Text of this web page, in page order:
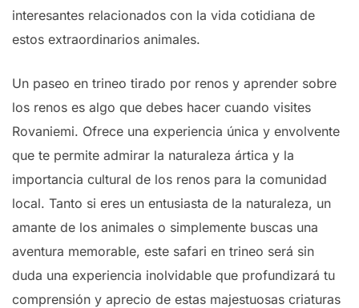
interesantes relacionados con la vida cotidiana de
estos extraordinarios animales.
Un paseo en trineo tirado por renos y aprender sobre
los renos es algo que debes hacer cuando visites
Rovaniemi. Ofrece una experiencia única y envolvente
que te permite admirar la naturaleza ártica y la
importancia cultural de los renos para la comunidad
local. Tanto si eres un entusiasta de la naturaleza, un
amante de los animales o simplemente buscas una
aventura memorable, este safari en trineo será sin
duda una experiencia inolvidable que profundizará tu
comprensión y aprecio de estas majestuosas criaturas